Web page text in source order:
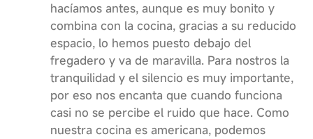
hacíamos antes, aunque es muy bonito y
combina con la cocina, gracias a su reducido
espacio, lo hemos puesto debajo del
fregadero y va de maravilla. Para nostros la
tranquilidad y el silencio es muy importante,
por eso nos encanta que cuando funciona
casi no se percibe el ruido que hace. Como
nuestra cocina es americana, podemos